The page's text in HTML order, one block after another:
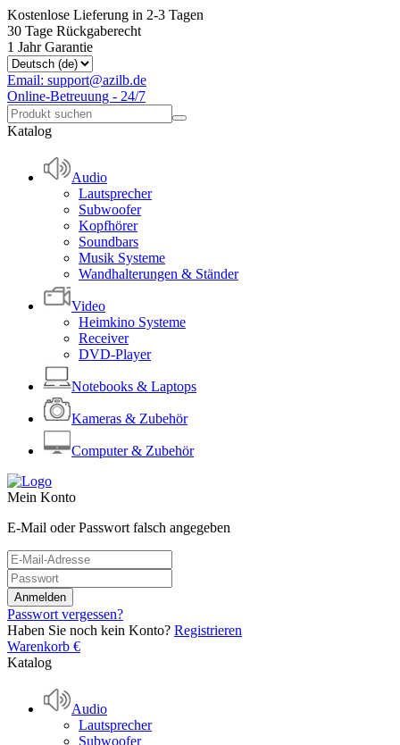
Kostenlose Lieferung in 2-3 Tagen
30 Tage Rückgaberecht
1 Jahr Garantie
Email: support@azilb.de
Online-Betreuung - 24/7
Katalog
Audio
Lautsprecher
Subwoofer
Kopfhörer
Soundbars
Musik Systeme
Wandhalterungen & Ständer
Video
Heimkino Systeme
Receiver
DVD-Player
Notebooks & Laptops
Kameras & Zubehör
Computer & Zubehör
Mein Konto
E-Mail oder Passwort falsch angegeben
Passwort vergessen?
Haben Sie noch kein Konto? Registrieren
Warenkorb €
Katalog
Audio
Lautsprecher
Subwoofer